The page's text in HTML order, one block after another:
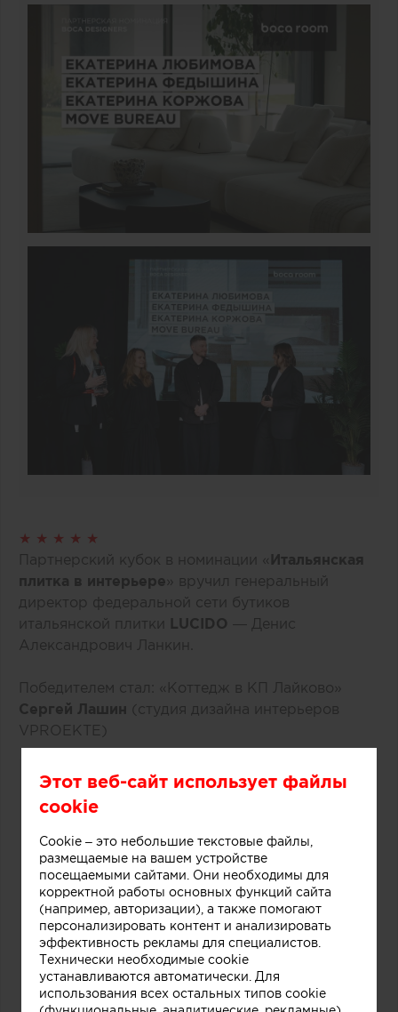
★ ★ ★ ★ ★
Партнерский кубок в номинации « Итальянская
плитка в интерьере» вручил генеральный
директор федеральной сети бутиков
итальянской плитки LUCIDO — Денис
Александрович Ланкин.
Победителем стал: «Коттедж в КП Лайково»
Сергей Лашин (студия дизайна интерьеров
VPROEKTE)
Этот веб-сайт использует файлы
cookie
Cookie – это небольшие текстовые файлы,
размещаемые на вашем устройстве
посещаемыми сайтами. Они необходимы для
корректной работы основных функций сайта
(например, авторизации), а также помогают
персонализировать контент и анализировать
эффективность рекламы для специалистов.
Технически необходимые cookie
устанавливаются автоматически. Для
использования всех остальных типов cookie